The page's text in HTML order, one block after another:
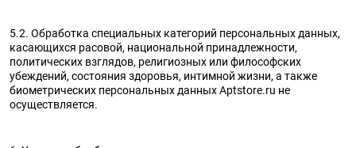
5.2. Обработка специальных категорий персональных данных,
касающихся расовой, национальной принадлежности,
политических взглядов, религиозных или философских
убеждений, состояния здоровья, интимной жизни, а также
биометрических персональных данных Aptstore.ru не
осуществляется.